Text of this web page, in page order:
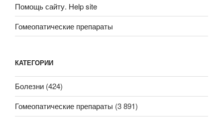
Помощь сайту. Help site
Гомеопатические препараты
КАТЕГОРИИ
Болезни (424)
Гомеопатические препараты (3 891)